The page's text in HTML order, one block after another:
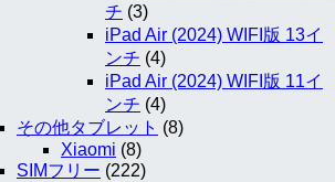
チ (3)
iPad Air (2024) WIFI版 13イ
ンチ (4)
iPad Air (2024) WIFI版 11イ
ンチ (4)
その他タブレット (8)
Xiaomi (8)
SIMフリー (222)